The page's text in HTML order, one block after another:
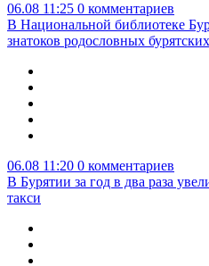
06.08 11:25 0 комментариев
В Национальной библиотеке
знатоков родословных
06.08 11:20 0 комментариев
В Бурятии за год в два раза
такси